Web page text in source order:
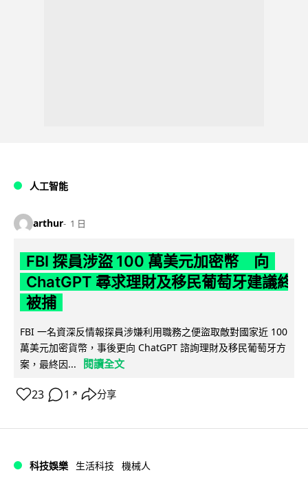
人工智能
arthur 1 日
FBI 探員涉盜 100 萬美元加密幣 向
ChatGPT 尋求理財及移民葡萄牙建議終
被捕
FBI 一名資深反情報探員涉嫌利用職務之便盜取敵對國家近 100
萬美元加密貨幣，事後更向 ChatGPT 諮詢理財及移民葡萄牙方
案，最終因...
閱讀全文
23 1 ↗ 分享
科技娛樂 生活科技 機械人